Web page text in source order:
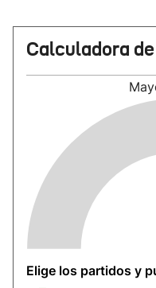
Calculadora
Elige los partidos y